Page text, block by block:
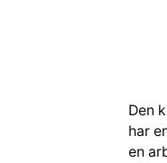
Den
har
en